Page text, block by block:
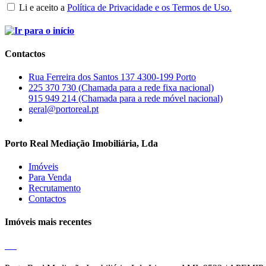
Li e aceito a Política de Privacidade e os Termos de Uso.
Contactos
Rua Ferreira dos Santos 137 4300-199 Porto
225 370 730 (Chamada para a rede fixa nacional)
915 949 214 (Chamada para a rede móvel nacional)
geral@portoreal.pt
Porto Real Mediação Imobiliária, Lda
Imóveis
Para Venda
Recrutamento
Contactos
Imóveis mais recentes